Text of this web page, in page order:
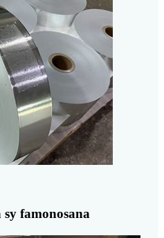
sy famonosana